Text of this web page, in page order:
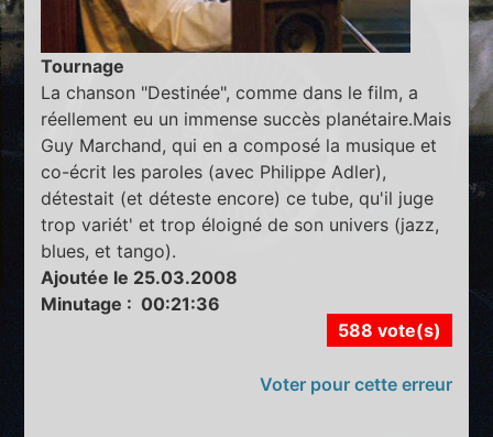
Tournage
La chanson "Destinée", comme dans le film, a
réellement eu un immense succès planétaire.Mais
Guy Marchand, qui en a composé la musique et
co-écrit les paroles (avec Philippe Adler),
détestait (et déteste encore) ce tube, qu'il juge
trop variét' et trop éloigné de son univers (jazz,
blues, et tango).
Ajoutée le 25.03.2008
Minutage : 00:21:36
588 vote(s)
Voter pour cette erreur